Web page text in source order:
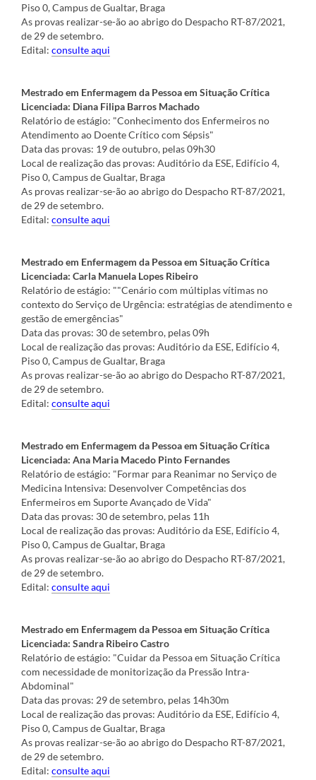
Piso 0, Campus de Gualtar, Braga
As provas realizar-se-ão ao abrigo do Despacho RT-87/2021,
de 29 de setembro.
Edital: consulte aqui
Mestrado em Enfermagem da Pessoa em Situação Crítica
Licenciada: Diana Filipa Barros Machado
Relatório de estágio: "Conhecimento dos Enfermeiros no
Atendimento ao Doente Crítico com Sépsis"
Data das provas: 19 de outubro, pelas 09h30
Local de realização das provas: Auditório da ESE, Edifício 4,
Piso 0, Campus de Gualtar, Braga
As provas realizar-se-ão ao abrigo do Despacho RT-87/2021,
de 29 de setembro.
Edital: consulte aqui
Mestrado em Enfermagem da Pessoa em Situação Crítica
Licenciada: Carla Manuela Lopes Ribeiro
Relatório de estágio: ""Cenário com múltiplas vítimas no
contexto do Serviço de Urgência: estratégias de atendimento e
gestão de emergências"
Data das provas: 30 de setembro, pelas 09h
Local de realização das provas: Auditório da ESE, Edifício 4,
Piso 0, Campus de Gualtar, Braga
As provas realizar-se-ão ao abrigo do Despacho RT-87/2021,
de 29 de setembro.
Edital: consulte aqui
Mestrado em Enfermagem da Pessoa em Situação Crítica
Licenciada: Ana Maria Macedo Pinto Fernandes
Relatório de estágio: "Formar para Reanimar no Serviço de
Medicina Intensiva: Desenvolver Competências dos
Enfermeiros em Suporte Avançado de Vida"
Data das provas: 30 de setembro, pelas 11h
Local de realização das provas: Auditório da ESE, Edifício 4,
Piso 0, Campus de Gualtar, Braga
As provas realizar-se-ão ao abrigo do Despacho RT-87/2021,
de 29 de setembro.
Edital: consulte aqui
Mestrado em Enfermagem da Pessoa em Situação Crítica
Licenciada: Sandra Ribeiro Castro
Relatório de estágio: "Cuidar da Pessoa em Situação Crítica
com necessidade de monitorização da Pressão Intra-
Abdominal"
Data das provas: 29 de setembro, pelas 14h30m
Local de realização das provas: Auditório da ESE, Edifício 4,
Piso 0, Campus de Gualtar, Braga
As provas realizar-se-ão ao abrigo do Despacho RT-87/2021,
de 29 de setembro.
Edital: consulte aqui